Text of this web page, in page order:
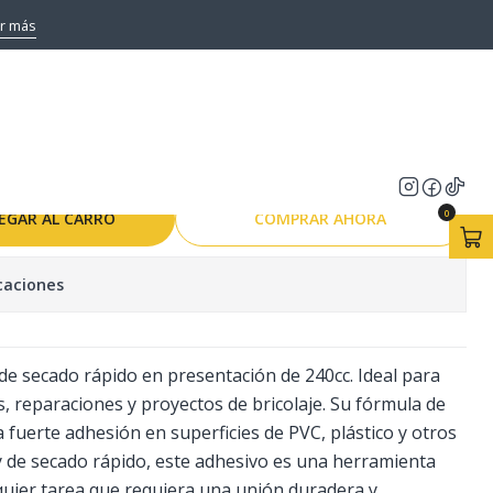
0
másRAPIDO)
AL CARRO COMPRAR AHORA
secado rápido en presentación de 240cc. Ideal para
reparaciones y proyectos de bricolaje. Su fórmula de
adhesión en superficies de PVC, plástico y otros
de secado rápido, este adhesivo es una herramienta